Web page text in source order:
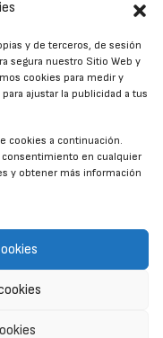
y de terceros, de sesión
segura nuestro Sitio Web y
cookies para medir y
ajustar la publicidad a tus
cookies a continuación.
en cualquier
y obtener más información